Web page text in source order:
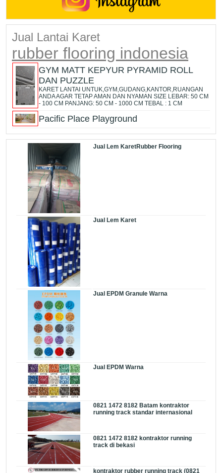
Jual Lantai Karet
rubber flooring indonesia
GYM MATT KEPYUR PYRAMID ROLL
DAN PUZZLE
KARET LANTAI UNTUK,GYM,GUDANG,KANTOR,RUANGAN
ANDA AGAR TETAP AMAN DAN NYAMAN SIZE LEBAR: 50 CM
- 100 CM PANJANG: 50 CM - 1000 CM TEBAL : 1 CM
Pacific Place Playground
Jual Lem KaretRubber Flooring
Jual Lem Karet
Jual EPDM Granule Warna
Jual EPDM Warna
0821 1472 8182 Batam kontraktor
running track standar internasional
0821 1472 8182 kontraktor running
track di bekasi
kontraktor rubber running track (0821